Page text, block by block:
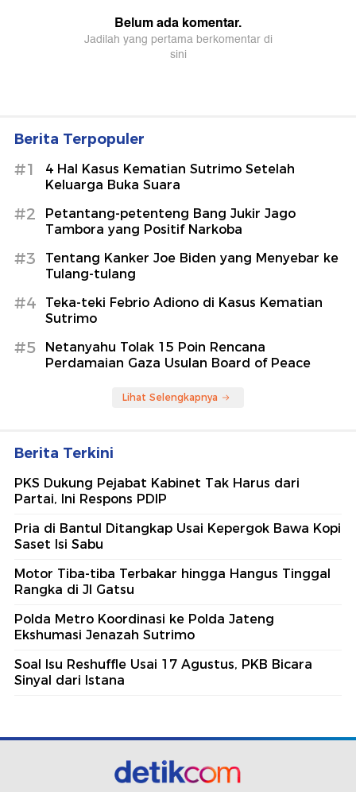
Berita Terpopuler
#1
4 Hal Kasus Kematian Sutrimo Setelah
Keluarga Buka Suara
#2
Petantang-petenteng Bang Jukir Jago
Tambora yang Positif Narkoba
#3
Tentang Kanker Joe Biden yang Menyebar ke
Tulang-tulang
#4
Teka-teki Febrio Adiono di Kasus Kematian
Sutrimo
#5
Netanyahu Tolak 15 Poin Rencana
Perdamaian Gaza Usulan Board of Peace
Lihat Selengkapnya
Berita Terkini
PKS Dukung Pejabat Kabinet Tak Harus dari
Partai, Ini Respons PDIP
Pria di Bantul Ditangkap Usai Kepergok Bawa Kopi
Saset Isi Sabu
Motor Tiba-tiba Terbakar hingga Hangus Tinggal
Rangka di Jl Gatsu
Polda Metro Koordinasi ke Polda Jateng
Ekshumasi Jenazah Sutrimo
Soal Isu Reshuffle Usai 17 Agustus, PKB Bicara
Sinyal dari Istana